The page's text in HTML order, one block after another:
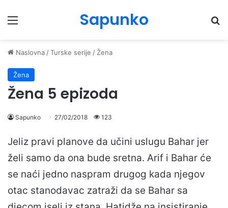
Menu Sapunko
Naslovna /Turske serije / Žena
Žena
Žena 5 epizoda
Sapunko 27/02/2018 123
Jeliz pravi planove da učini uslugu Bahar jer
želi samo da ona bude sretna. Arif i Bahar će
se naći jedno naspram drugog kada njegov
otac stanodavac zatraži da se Bahar sa